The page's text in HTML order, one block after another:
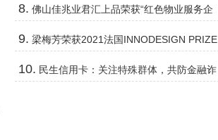
8. 佛山佳兆业君汇上品荣获“红色物业服务企
9. 梁梅芳荣获2021法国INNODESIGN PRIZE
10. 民生信用卡：关注特殊群体，共防金融诈